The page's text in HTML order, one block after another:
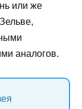
или же
аналогов.